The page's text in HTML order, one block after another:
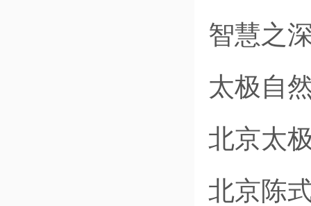
智慧之
太极自
北京太
北京陈